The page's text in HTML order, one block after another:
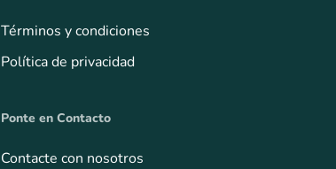
Términos y condiciones
Política de privacidad
Ponte en Contacto
Contacte con nosotros